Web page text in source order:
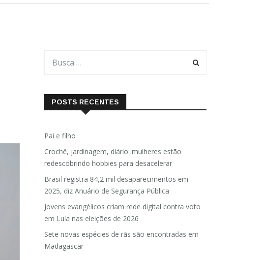
POSTS RECENTES
Pai e filho
Crochê, jardinagem, diário: mulheres estão
redescobrindo hobbies para desacelerar
Brasil registra 84,2 mil desaparecimentos em
2025, diz Anuário de Segurança Pública
Jovens evangélicos criam rede digital contra voto
em Lula nas eleições de 2026
Sete novas espécies de rãs são encontradas em
Madagascar